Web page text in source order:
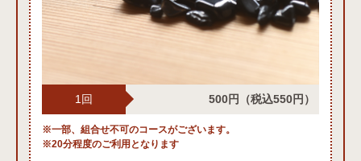
1回 500円 （税込550円）
※一部、組合せ不可のコースがございます。
※20分程度のご利用となります